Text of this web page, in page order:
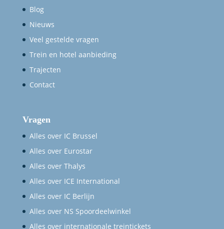
Blog
Nieuws
Veel gestelde vragen
Trein en hotel aanbieding
Trajecten
Contact
Vragen
Alles over IC Brussel
Alles over Eurostar
Alles over Thalys
Alles over ICE International
Alles over IC Berlijn
Alles over NS Spoordeelwinkel
Alles over internationale treintickets